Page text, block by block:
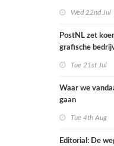
Wed 22nd Jul
PostNL zet
grafische
Tue 21st Jul
Waar we
gaan
Tue 4th Aug
Editorial: De